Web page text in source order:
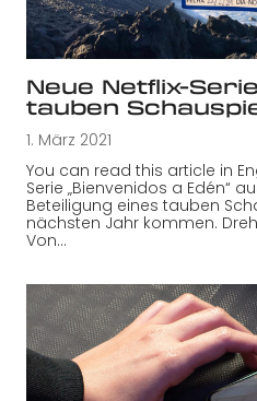
Neue Netflix-
tauben
1. März 2021
You can read this article in
Serie „Bienvenidos a Edén“
Beteiligung eines tauben
nächsten Jahr kommen.
Von…